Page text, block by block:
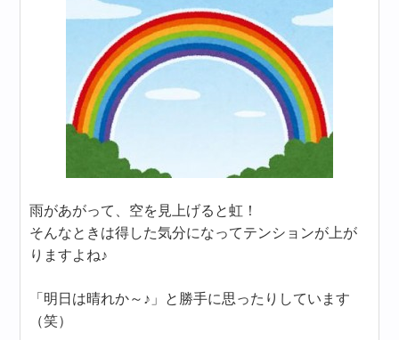
雨があがって、空を見上げると虹！
そんなときは得した気分になってテンションが上が
りますよね♪
「明日は晴れか～♪」と勝手に思ったりしています
（笑）